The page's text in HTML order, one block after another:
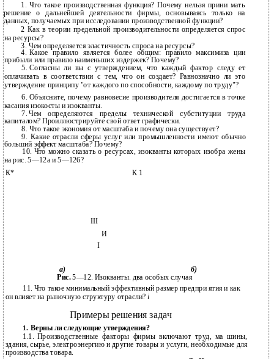
1. Что такое производственная функция? Почему нельзя прини­ мать
решение о дальнейшей деятельности фирмы, основываясь только на
данных, получаемых при исследовании производственной функции?
2 Как в теории предельной производительности определяется спрос
на ресурсы?
3. Чем определяется эластичность спроса на ресурсы?
4. Какое правило является более общим: правило максимиза­ ции
прибыли или правило наименьших издержек? Почему?
5. Согласны ли вы с утверждением, что каждый фактор следу­ ет
оплачивать в соответствии с тем, что он создает? Равнозначно ли это
утверждение принципу "от каждого по способности, каждому по труду"?
6. Объясните, почему равновесие производителя достигается в точке
касания изокосты и изокванты.
7. Чем определяются пределы технической субституции труда
капиталом? Проиллюстрируйте свой ответ графически.
8. Что такое экономия от масштаба и почему она существует?
9.
Какие отрасли сферы услуг или промышленности имеют обычно
больший эффект масштаба? Почему?
10. Что можно сказать о ресурсах, изокванты которых изобра­ жены
на рис.5—12а и 5—126?
К*
К 1
III
И
I
а)
б)
Рис.5—12. Изокванты. два особых случая
11. Что такое минимальный эффективный размер предпри­ ятия и как
он влияет на рыночную структуру отрасли?i
Примеры решения задач
1. Верны ли следующие утверждения?
1.1. Производственные факторы фирмы включают труд, ма­ шины,
здания, сырье, электроэнергию и другие товары и услуги, необходимые для
производства товара.